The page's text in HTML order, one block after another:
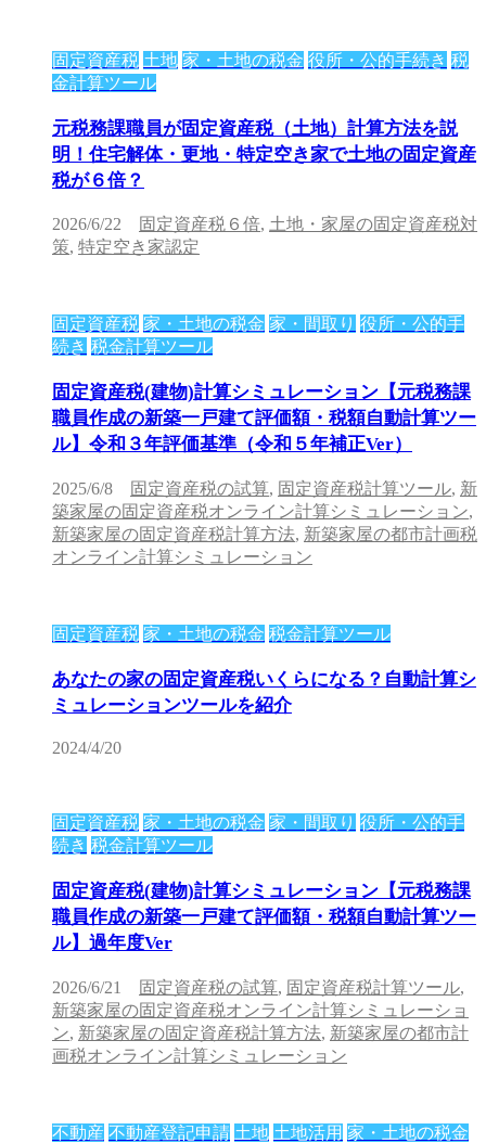
固定資産税 土地 家・土地の税金 役所・公的手続き 税
金計算ツール
元税務課職員が固定資産税（土地）計算方法を説
明！住宅解体・更地・特定空き家で土地の固定資産
税が６倍？
2026/6/22 固定資産税６倍, 土地・家屋の固定資産税対
策, 特定空き家認定
固定資産税 家・土地の税金 家・間取り 役所・公的手
続き 税金計算ツール
固定資産税(建物)計算シミュレーション【元税務課
職員作成の新築一戸建て評価額・税額自動計算ツー
ル】令和３年評価基準（令和５年補正Ver）
2025/6/8 固定資産税の試算, 固定資産税計算ツール, 新
築家屋の固定資産税オンライン計算シミュレーション,
新築家屋の固定資産税計算方法, 新築家屋の都市計画税
オンライン計算シミュレーション
固定資産税 家・土地の税金 税金計算ツール
あなたの家の固定資産税いくらになる？自動計算シ
ミュレーションツールを紹介
2024/4/20
固定資産税 家・土地の税金 家・間取り 役所・公的手
続き 税金計算ツール
固定資産税(建物)計算シミュレーション【元税務課
職員作成の新築一戸建て評価額・税額自動計算ツー
ル】過年度Ver
2026/6/21 固定資産税の試算, 固定資産税計算ツール,
新築家屋の固定資産税オンライン計算シミュレーショ
ン, 新築家屋の固定資産税計算方法, 新築家屋の都市計
画税オンライン計算シミュレーション
不動産 不動産登記申請 土地 土地活用 家・土地の税金